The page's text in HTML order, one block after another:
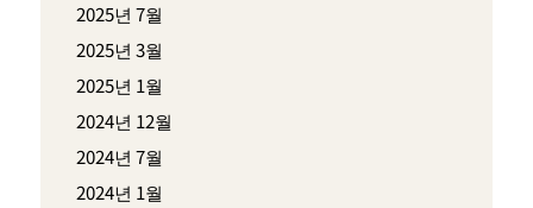
2025년 7월
2025년 3월
2025년 1월
2024년 12월
2024년 7월
2024년 1월